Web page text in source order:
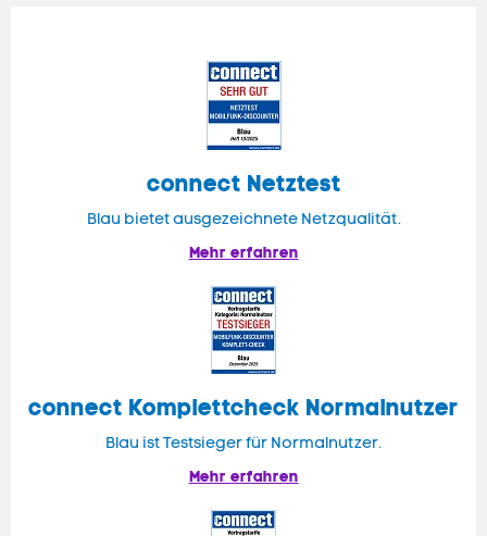
connect Netztest
Blau bietet ausgezeichnete Netzqualität.
Mehr erfahren
connect Komplettcheck Normalnutzer
Blau ist Testsieger für Normalnutzer.
Mehr erfahren